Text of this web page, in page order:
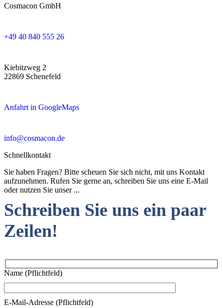
Cosmacon GmbH
+49 40 840 555 26
Kiebitzweg 2
22869 Schenefeld
Anfahrt in GoogleMaps
info@cosmacon.de
Schnellkontakt
Sie haben Fragen? Bitte scheuen Sie sich nicht, mit uns Kontakt
aufzunehmen. Rufen Sie gerne an, schreiben Sie uns eine E-Mail
oder nutzen Sie unser ...
Schreiben Sie uns ein paar
Zeilen!
Name (Pflichtfeld)
E-Mail-Adresse (Pflichtfeld)